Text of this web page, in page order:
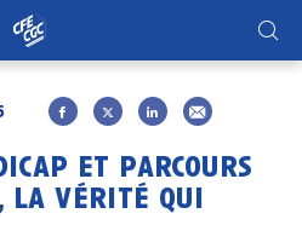
et parcours
la vérité qui